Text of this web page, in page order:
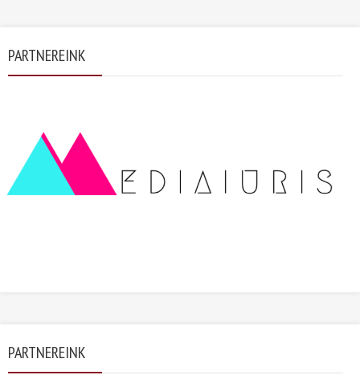
PARTNEREINK
PARTNEREINK